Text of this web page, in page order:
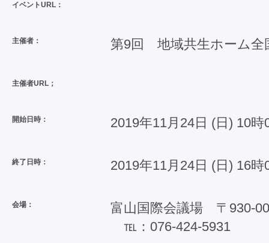
イベントURL：
主催者： 第9回 地域共生ホーム
主催者URL；
開始日時： 2019年11月24日 (日) 10時
終了日時： 2019年11月24日 (日) 16時
会場：
富山国際会議場 〒
℡：076-424-5931